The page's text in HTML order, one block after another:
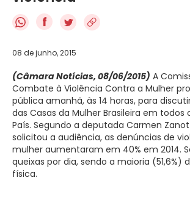
f
08 de junho, 2015
(Câmara Notícias, 08/06/2015) A
Combate à Violência Contra a Mulher
pública amanhã, às 14 horas, para
das Casas da Mulher Brasileira em todos
País. Segundo a deputada Carmen
solicitou a audiência, as denúncias de
mulher aumentaram em 40% em 2014.
queixas por dia, sendo a maioria (51,6%)
física.